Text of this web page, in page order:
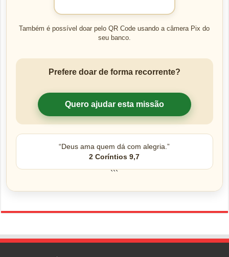
Também é possível doar pelo QR Code usando a câmera Pix do
seu banco.
Prefere doar de forma recorrente?
Quero ajudar esta missão
“Deus ama quem dá com alegria.”
2 Coríntios 9,7
```